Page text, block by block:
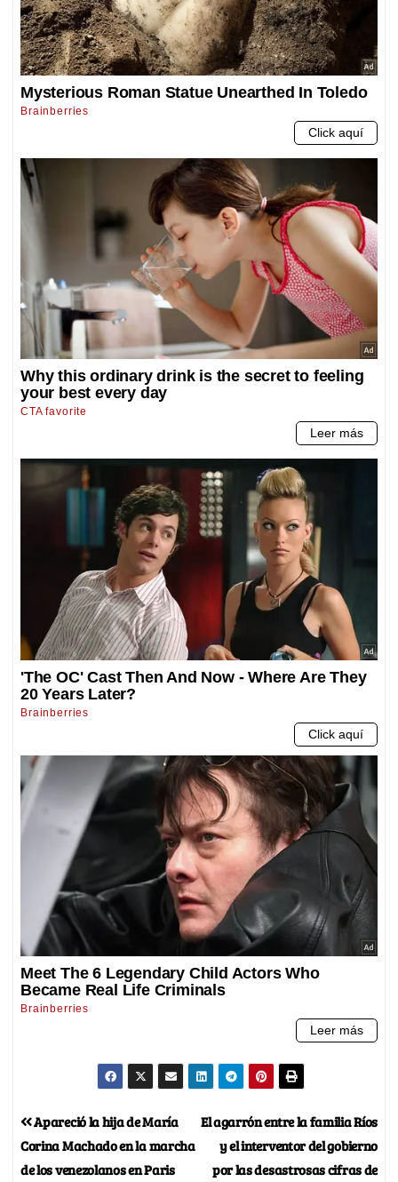
El agarrón entre la familia Ríos
y el interventor del gobierno
por las desastrosas cifras de
Apareció la hija de María
Corina Machado en la marcha
de los venezolanos en Paris